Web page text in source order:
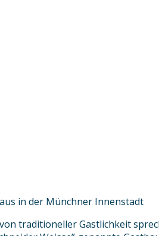
in der Münchner Innenstadt
traditioneller Gastlichkeit